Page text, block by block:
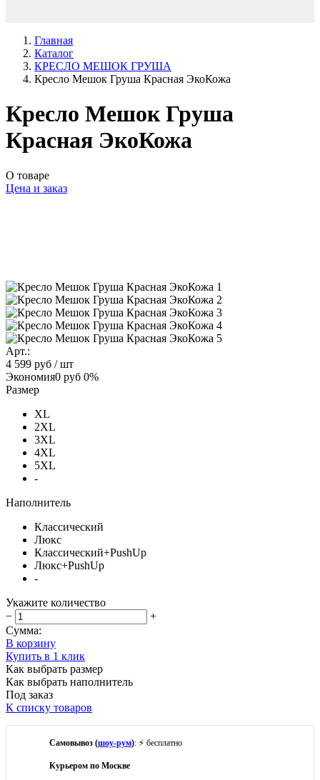
Главная
Каталог
КРЕСЛО МЕШОК ГРУША
Кресло Мешок Груша Красная ЭкоКожа
Кресло Мешок Груша
Красная ЭкоКожа
О товаре
Цена и заказ
Арт.:
4 599 руб / шт
Экономия0 руб 0%
Размер
XL
2XL
3XL
4XL
5XL
-
Наполнитель
Классический
Люкс
Классический+PushUp
Люкс+PushUp
-
Укажите количество
−
+
Сумма:
В корзину
Купить в 1 клик
Как выбрать размер
Как выбрать наполнитель
Под заказ
К списку товаров
Самовывоз (шоу-рум): ⚡ бесплатно
Курьером по Москве